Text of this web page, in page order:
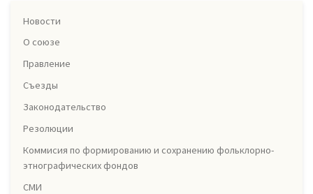
Новости
О союзе
Правление
Съезды
Законодательство
Резолюции
Коммисия по формированию и сохранению фольклорно-
этнографических фондов
СМИ